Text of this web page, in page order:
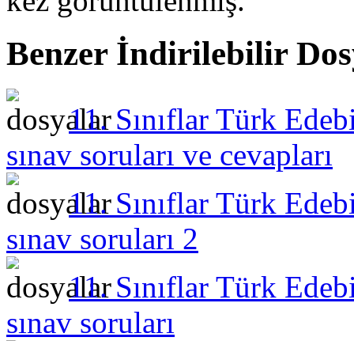
Benzer İndirilebilir
11. Sınıflar Türk
sınav soruları ve cevapları
11. Sınıflar Türk
sınav soruları 2
11. Sınıflar Türk
sınav soruları